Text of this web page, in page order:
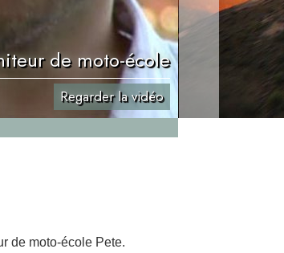
de moto-école
Regarder la vidéo
de moto-école Pete.